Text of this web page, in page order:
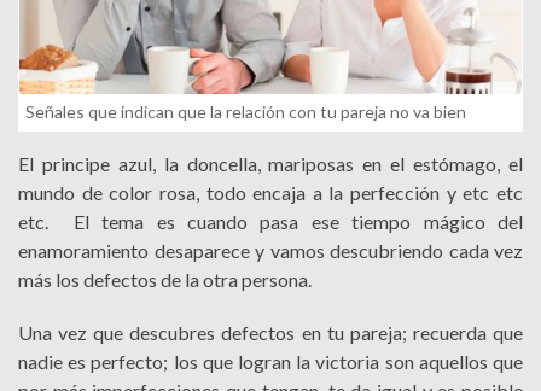
Señales que indican que la relación con tu pareja no va bien
El principe azul, la doncella, mariposas en el estómago, el
mundo de color rosa, todo encaja a la perfección y etc etc
etc. El tema es cuando pasa ese tiempo mágico del
enamoramiento desaparece y vamos descubriendo cada vez
más los defectos de la otra persona.
Una vez que descubres defectos en tu pareja; recuerda que
nadie es perfecto; los que logran la victoria son aquellos que